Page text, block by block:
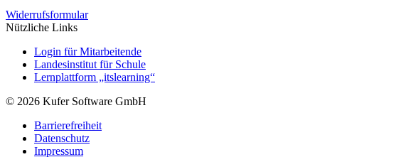
Widerrufsformular
Nützliche Links
Login für Mitarbeitende
Landesinstitut für Schule
Lernplattform „itslearning“
© 2026 Kufer Software GmbH
Barrierefreiheit
Datenschutz
Impressum